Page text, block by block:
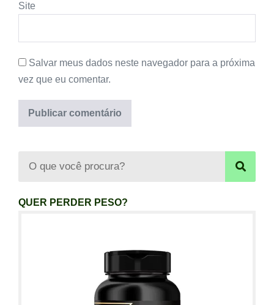
Site
Salvar meus dados neste navegador para a próxima
vez que eu comentar.
QUER PERDER PESO?